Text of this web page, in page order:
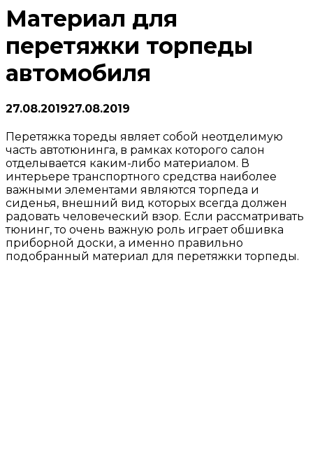
Материал для
перетяжки торпеды
автомобиля
27.08.201927.08.2019
Перетяжка тореды являет собой неотделимую
часть автотюнинга, в рамках которого салон
отделывается каким-либо материалом. В
интерьере транспортного средства наиболее
важными элементами являются торпеда и
сиденья, внешний вид которых всегда должен
радовать человеческий взор. Если рассматривать
тюнинг, то очень важную роль играет обшивка
приборной доски, а именно правильно
подобранный материал для перетяжки торпеды.